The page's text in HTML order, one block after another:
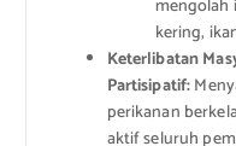
mengolah
kering,
Keterlibatan
Partisipatif:
perikanan
aktif seluruh